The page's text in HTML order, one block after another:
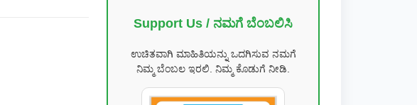
Support Us / ನಮಗೆ ಬೆಂಬಲಿಸಿ
ಉಚಿತವಾಗಿ ಮಾಹಿತಿಯನ್ನು ಒದಗಿಸುವ ನಮಗೆ
ನಿಮ್ಮ ಬೆಂಬಲ ಇರಲಿ. ನಿಮ್ಮ ಕೊಡುಗೆ ನೀಡಿ.